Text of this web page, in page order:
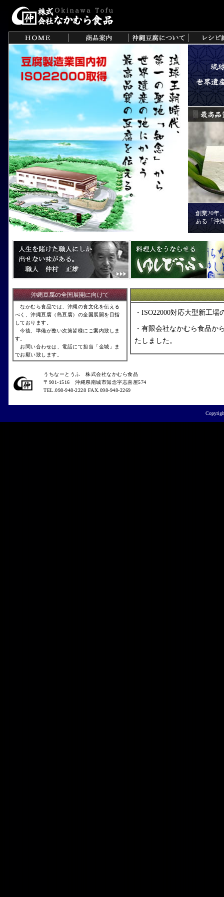
創業20年
ある「沖
沖縄豆腐の全国展開に向けて
なかむら食品では、沖縄の食文化を伝える
べく、沖縄豆腐（島豆腐）の全国展開を目指
しております。
今後、準備が整い次第皆様にご案内致しま
す。
お問い合わせは、電話にて担当「金城」ま
でお願い致します。
・ISO22000対応大型新工
・有限会社なかむら食品か
たしました。
・沖縄豆腐の製造方法およ
・生の豆を絞って出来た豆
・「わが家の沖縄風茶懐石
選レシピ。
うちなーとうふ 株式会社なかむら食品
〒901-1516 沖縄県南城市知念字志喜屋574
TEL.098-948-2228 FAX.098-948-2269